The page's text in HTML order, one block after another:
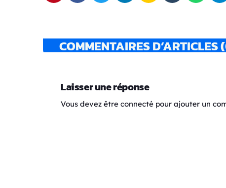
COMMENTAIRES D’ARTICLES
Laisser une réponse
Vous devez être connecté pour ajouter un